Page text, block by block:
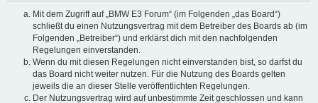
Mit dem Zugriff auf „BMW E3 Forum“ (im Folgenden „das Board“)
schließt du einen Nutzungsvertrag mit dem Betreiber des Boards ab (im
Folgenden „Betreiber“) und erklärst dich mit den nachfolgenden
Regelungen einverstanden.
Wenn du mit diesen Regelungen nicht einverstanden bist, so darfst du
das Board nicht weiter nutzen. Für die Nutzung des Boards gelten
jeweils die an dieser Stelle veröffentlichten Regelungen.
Der Nutzungsvertrag wird auf unbestimmte Zeit geschlossen und kann